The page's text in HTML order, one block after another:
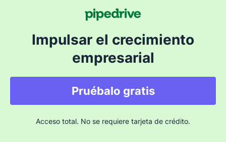
Impulsar el crecimiento
empresarial
Pruébalo gratis
Acceso total. No se requiere tarjeta de crédito.